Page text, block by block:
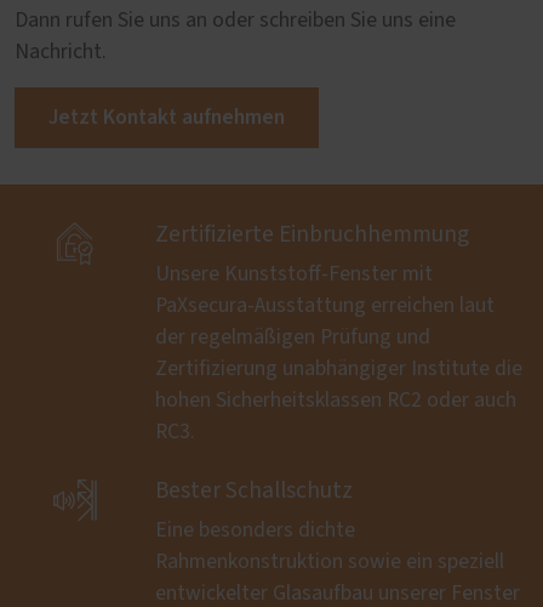
Dann rufen Sie uns an oder schreiben Sie uns eine
Nachricht.
Jetzt Kontakt aufnehmen
 Zertifizierte Einbruchhemmung
Unsere Kunststoff-Fenster mit
PaXsecura-Ausstattung erreichen laut
der regelmäßigen Prüfung und
Zertifizierung unabhängiger Institute die
hohen Sicherheitsklassen RC2 oder auch
RC3.
 Bester Schallschutz
Eine besonders dichte
Rahmenkonstruktion sowie ein speziell
entwickelter Glasaufbau unserer Fenster